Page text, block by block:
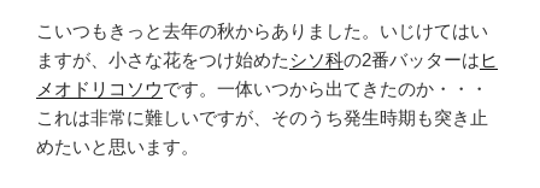
こいつもきっと去年の秋からありました。いじけてはい
ますが、小さな花をつけ始めたシソ科の2番バッターは ヒ
メオドリコソウです。一体いつから出てきたのか・・・
これは非常に難しいですが、そのうち発生時期も突き止
めたいと思います。